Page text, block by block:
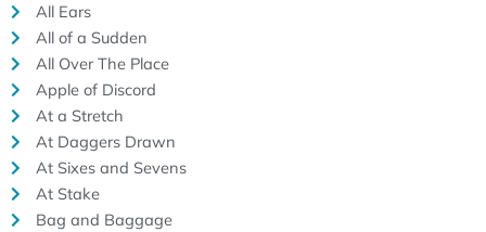
All Ears
All of a Sudden
All Over The Place
Apple of Discord
At a Stretch
At Daggers Drawn
At Sixes and Sevens
At Stake
Bag and Baggage